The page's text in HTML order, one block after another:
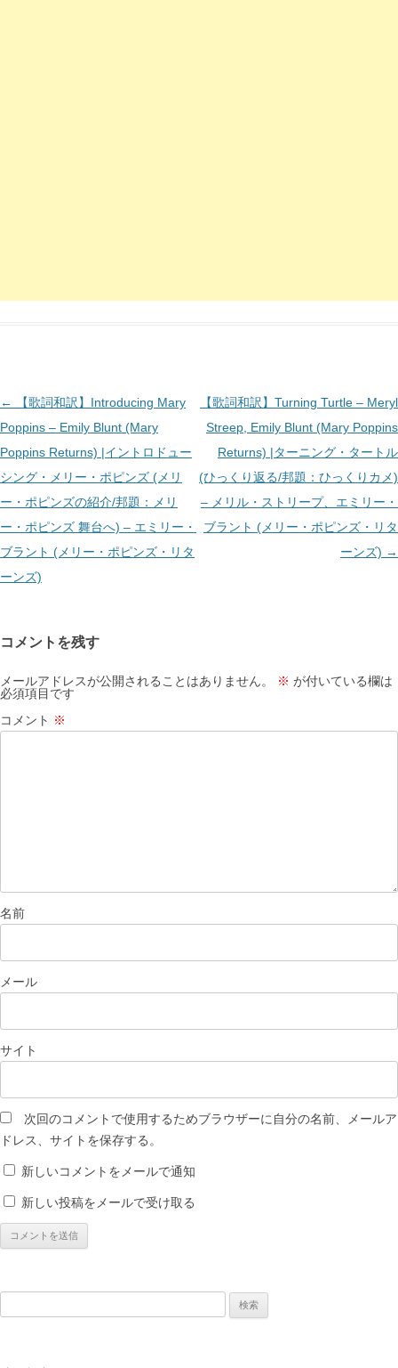
投
稿
ナ
ビ
ゲ
ー
シ
ョ
←
【歌詞和訳】Introducing Mary
Poppins – Emily Blunt (Mary
Poppins Returns) |イントロドュー
シング・メリー・ポピンズ (メリ
ー・ポピンズの紹介/邦題：メリ
ー・ポピンズ 舞台へ) – エミリー・
ブラント (メリー・ポピンズ・リタ
ーンズ)
【歌詞和訳】Turning Turtle – Meryl
Streep, Emily Blunt (Mary Poppins
Returns) |ターニング・タートル
(ひっくり返る/邦題：ひっくりカメ)
– メリル・ストリープ、エミリー・
ブラント (メリー・ポピンズ・リタ
ーンズ) →
コメントを残す
メールアドレスが公開されることはありません。 ※ が付いている欄は
必須項目です
コメント ※
名前
メール
サイト
次回のコメントで使用するためブラウザーに自分の名前、メールア
ドレス、サイトを保存する。
新しいコメントをメールで通知
新しい投稿をメールで受け取る